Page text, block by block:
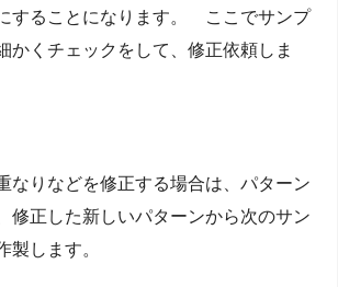
することになります。 ここでサンプ
かくチェックをして、修正依頼しま
なりなどを修正する場合は、パターン
修正した新しいパターンから次のサン
製します。